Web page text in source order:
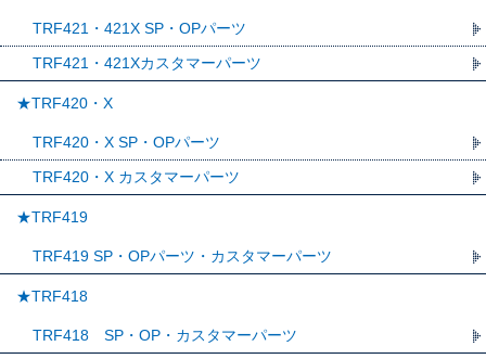
TRF421・421X SP・OPパーツ
TRF421・421Xカスタマーパーツ
★TRF420・X
TRF420・X SP・OPパーツ
TRF420・X カスタマーパーツ
★TRF419
TRF419 SP・OPパーツ・カスタマーパーツ
★TRF418
TRF418 SP・OP・カスタマーパーツ